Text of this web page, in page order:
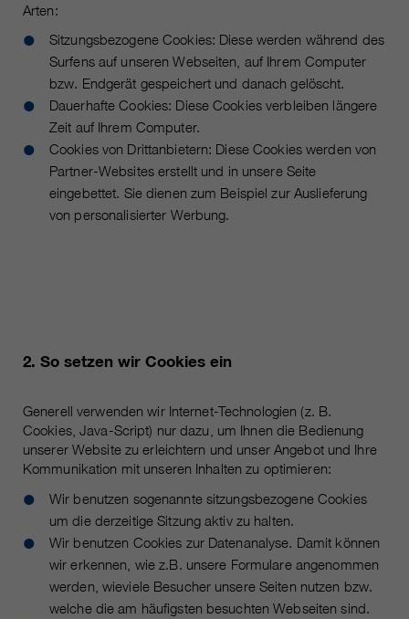
Arten:
Sitzungsbezogene Cookies: Diese werden während des
Surfens auf unseren Webseiten, auf Ihrem Computer
bzw. Endgerät gespeichert und danach gelöscht.
Dauerhafte Cookies: Diese Cookies verbleiben längere
Zeit auf Ihrem Computer.
Cookies von Drittanbietern: Diese Cookies werden von
Partner-Websites erstellt und in unsere Seite
eingebettet. Sie dienen zum Beispiel zur Auslieferung
von personalisierter Werbung.
2. So setzen wir Cookies ein
Generell verwenden wir Internet-Technologien (z. B.
Cookies, Java-Script) nur dazu, um Ihnen die Bedienung
unserer Website zu erleichtern und unser Angebot und Ihre
Kommunikation mit unseren Inhalten zu optimieren:
Wir benutzen sogenannte sitzungsbezogene Cookies
um die derzeitige Sitzung aktiv zu halten.
Wir benutzen Cookies zur Datenanalyse. Damit können
wir erkennen, wie z.B. unsere Formulare angenommen
werden, wieviele Besucher unsere Seiten nutzen bzw.
welche die am häufigsten besuchten Webseiten sind.
Zweck
Wird verwendet, um vor Spam zu
schützen, welches durch Spam-
Bots verursacht wird.
cookie_optin
Anbieter sgalinski Cookie Opt In
Laufzeit 30 Tage
Name
_ga, _gid, _gat, __utma, __utmb,
__utmc, __utmd, __utmz
Anbieter Google Analytics
Laufzeit
Mehrere - variieren zwischen 2
Jahren und 6 Monaten oder noch
kürzer.
Diese Cookies werden von Google
den Datenschutzbestimmungen
https://policies.google.com/privacy.
Gesammelte nicht
personenbezogene Daten werden
verwendet, um Berichte über die
Nutzung der Website zu erstellen,
die uns helfen, unsere Websites /
Apps zu verbessern. Diese
Informationen werden auch an
unsere Kunden / Partner
weitergegeben.
Cookie-Informationen